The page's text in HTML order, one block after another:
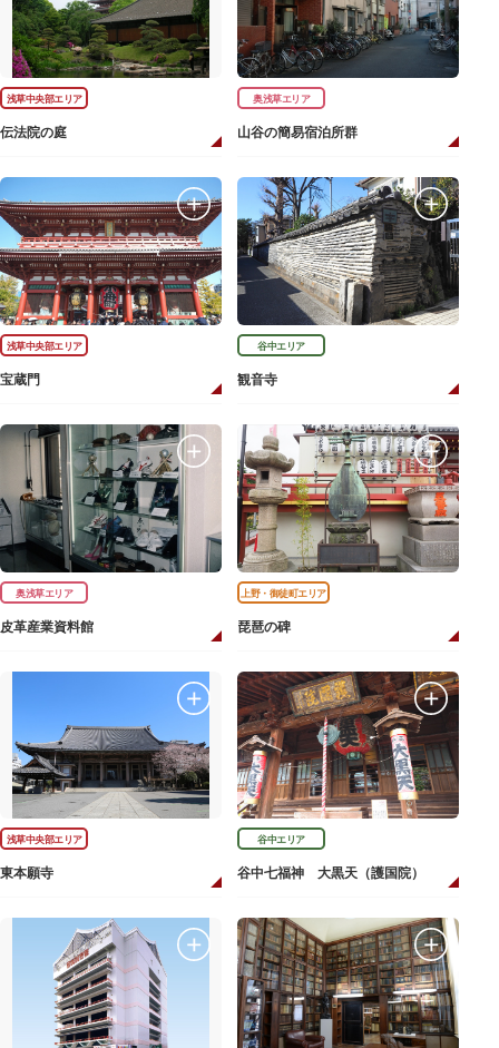
浅草中央部エリア
伝法院の庭
奥浅草エリア
山谷の簡易宿泊所群
浅草中央部エリア
宝蔵門
谷中エリア
観音寺
奥浅草エリア
皮革産業資料館
上野・御徒町エリア
琵琶の碑
浅草中央部エリア
東本願寺
谷中エリア
谷中七福神 大黒天（護国院）